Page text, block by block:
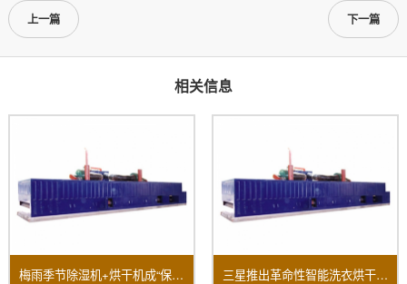
上一篇 下一篇
相关信息
梅雨季节除湿机+烘干机成“保命组合”销量大面积上涨！ 三星推出革命性智能洗衣烘干机全方面提升用户家居体验